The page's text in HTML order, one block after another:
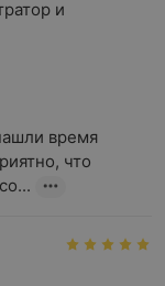
могут помочь:
болезней,
и
время
что